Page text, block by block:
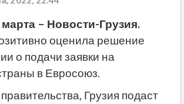
– Новости-Грузия.
оценила решение
о подачи заявки на
в Евросоюз.
Грузия подаст